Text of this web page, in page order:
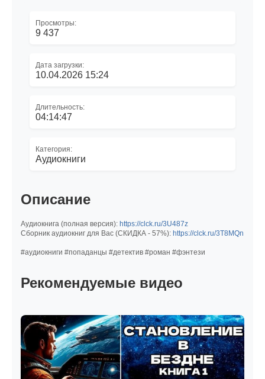
Просмотры:
9 437
Дата загрузки:
10.04.2026 15:24
Длительность:
04:14:47
Категория:
Аудиокниги
Описание
Аудиокнига (полная версия): https://clck.ru/3U487z
Сборник аудиокниг для Вас (СКИДКА - 57%): https://clck.ru/3T8MQn
#аудиокниги #попаданцы #детектив #роман #фэнтези
Рекомендуемые видео